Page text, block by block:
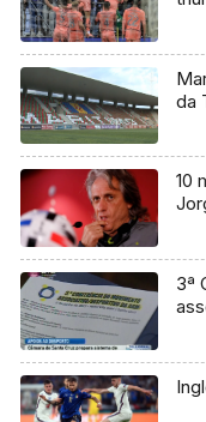
da
10
3ª